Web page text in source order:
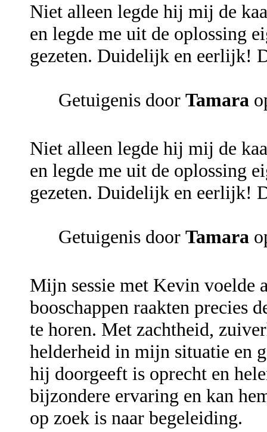
Niet alleen legde hij mij de
en legde me uit de oplossing
gezeten. Duidelijk en eerlijk!
Getuigenis door Tamara
Niet alleen legde hij mij de
en legde me uit de oplossing
gezeten. Duidelijk en eerlijk!
Getuigenis door Tamara
Mijn sessie met Kevin voelde
booschappen raakten precies
te horen. Met zachtheid,
helderheid in mijn situatie en
hij doorgeeft is oprecht en
bijzondere ervaring en kan
op zoek is naar begeleiding.